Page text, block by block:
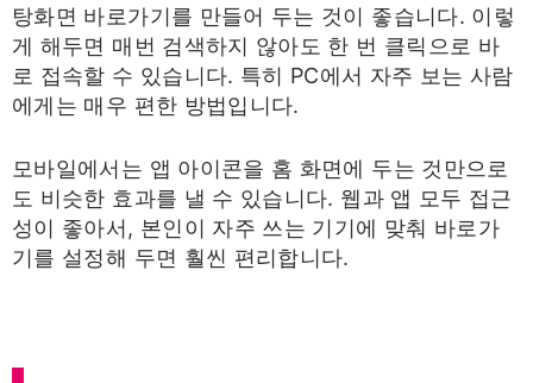
탕화면 바로가기를 만들어 두는 것이 좋습니다. 이렇
게 해두면 매번 검색하지 않아도 한 번 클릭으로 바
로 접속할 수 있습니다. 특히 PC에서 자주 보는 사람
에게는 매우 편한 방법입니다.
모바일에서는 앱 아이콘을 홈 화면에 두는 것만으로
도 비슷한 효과를 낼 수 있습니다. 웹과 앱 모두 접근
성이 좋아서, 본인이 자주 쓰는 기기에 맞춰 바로가
기를 설정해 두면 훨씬 편리합니다.